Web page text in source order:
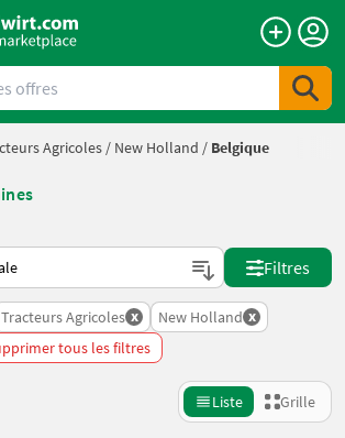
Agricoles / New Holland / Belgique
sont triées sur Landwirt.com
Filtres
Tracteurs Agricoles x New Holland x
tous les filtres
Liste Grille